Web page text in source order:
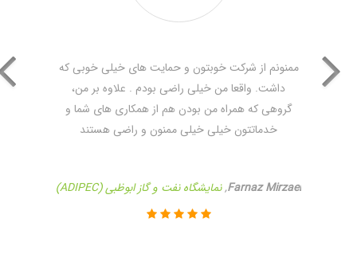
ممنونم از شرکت خوبتون و حمایت های خیلی خوبی که
داشت. واقعا من خیلی راضی بودم . علاوه بر من،
گروهی که همراه من بودن هم از همکاری های شما و
خدماتتون خیلی خیلی ممنون و راضی هستند
Farnaz Mirzaei
,نمایشگاه نفت و گاز ابوظبی (ADIPEC)